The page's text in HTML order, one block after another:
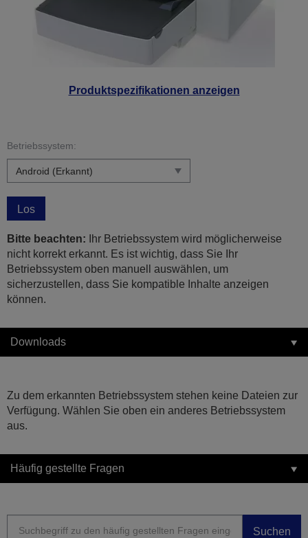
Produktspezifikationen anzeigen
Betriebssystem:
Los
Bitte beachten: Ihr Betriebssystem wird möglicherweise
nicht korrekt erkannt. Es ist wichtig, dass Sie Ihr
Betriebssystem oben manuell auswählen, um
sicherzustellen, dass Sie kompatible Inhalte anzeigen
können.
Downloads
Zu dem erkannten Betriebssystem stehen keine Dateien zur
Verfügung. Wählen Sie oben ein anderes Betriebssystem
aus.
Häufig gestellte Fragen
Suchen